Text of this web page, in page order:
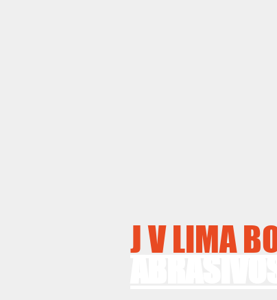
J V LIMA